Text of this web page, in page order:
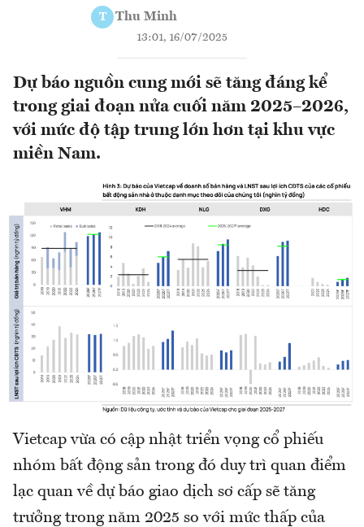
T Thu Minh
13:01, 16/07/2025
Dự báo nguồn cung mới sẽ tăng đáng kể
trong giai đoạn nửa cuối năm 2025–2026,
với mức độ tập trung lớn hơn tại khu vực
miền Nam.
Vietcap vừa có cập nhật triển vọng cổ phiếu
nhóm bất động sản trong đó duy trì quan điểm
lạc quan về dự báo giao dịch sơ cấp sẽ tăng
trưởng trong năm 2025 so với mức thấp của